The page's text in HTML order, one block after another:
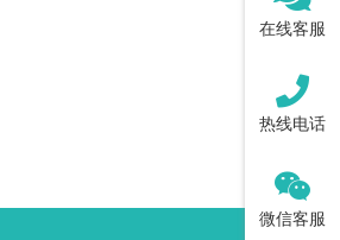
在线客服
热线电话
微信客服